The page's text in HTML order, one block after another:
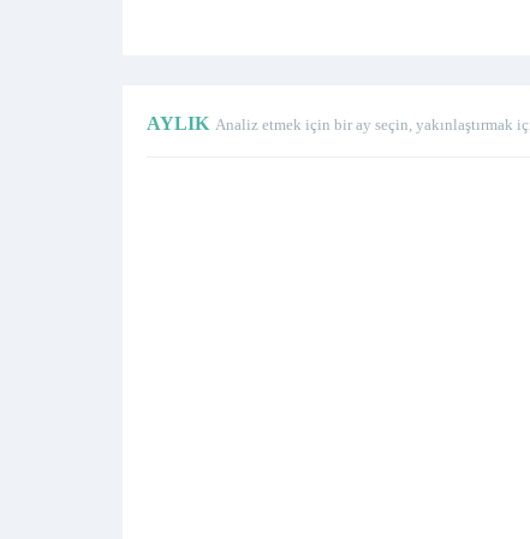
AYLIK Analiz etmek için bir ay seçin, yakınlaştırmak